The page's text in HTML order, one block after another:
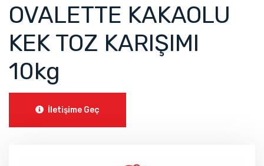
OVALETTE KAKAOLU
KEK TOZ KARIŞIMI
10kg
İletişime Geç